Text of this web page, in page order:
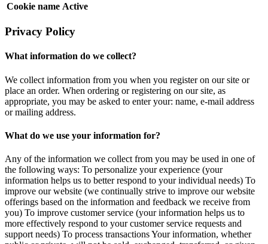
Cookie name Active
Privacy Policy
What information do we collect?
We collect information from you when you register on our site or
place an order. When ordering or registering on our site, as
appropriate, you may be asked to enter your: name, e-mail address
or mailing address.
What do we use your information for?
Any of the information we collect from you may be used in one of
the following ways: To personalize your experience (your
information helps us to better respond to your individual needs) To
improve our website (we continually strive to improve our website
offerings based on the information and feedback we receive from
you) To improve customer service (your information helps us to
more effectively respond to your customer service requests and
support needs) To process transactions Your information, whether